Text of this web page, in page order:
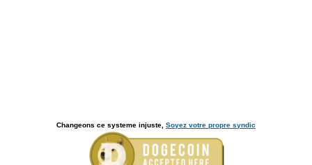
Changeons ce systeme injuste, Soyez votre propre syndic